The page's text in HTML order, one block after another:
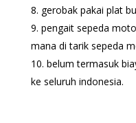
gerobak pakai plat
pengait sepeda
mana di tarik sepeda
belum termasuk
ke seluruh indonesia.